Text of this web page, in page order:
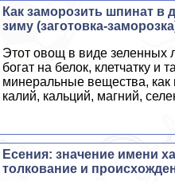
Как заморозить шпинат в
зиму (заготовка-
Этот овощ в виде зеленных
богат на белок, клетчатку и
минеральные вещества,
калий, кальций, магний,
Есения: значение имени
толкование и